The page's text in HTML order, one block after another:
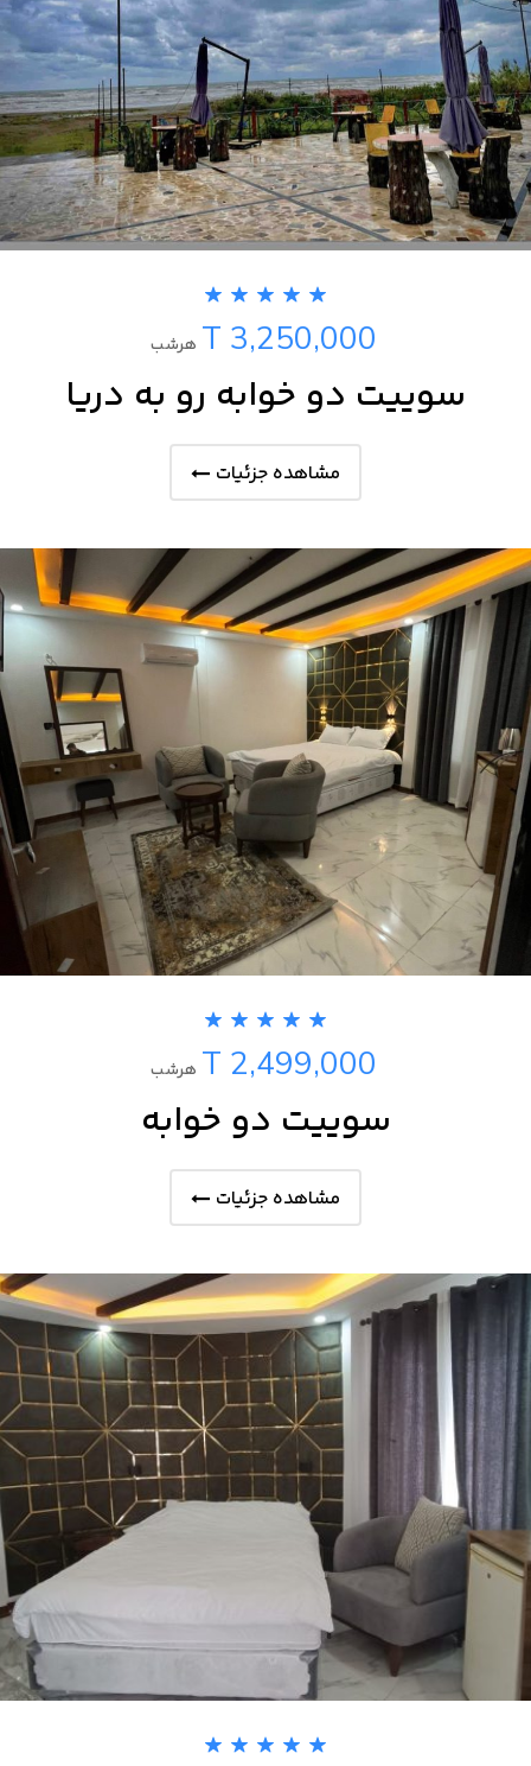
T 3,250,000 هرشب
سوییت دو خوابه رو به دریا
مشاهده جزئیات
T 2,499,000 هرشب
سوییت دو خوابه
مشاهده جزئیات